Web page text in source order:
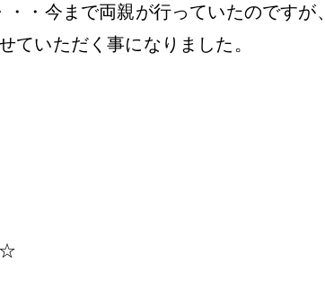
・今まで両親が行っていたのですが、
ていただく事になりました。
☆